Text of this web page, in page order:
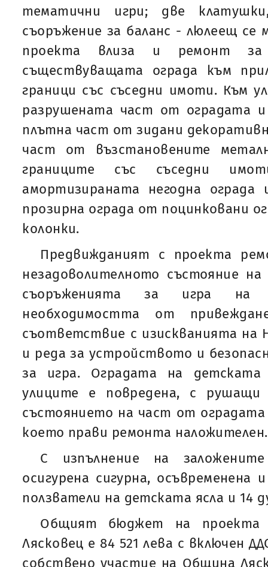
тематични игри; две
съоръжение за баланс - люлеещ
проекта влиза и ремонт за
съществуващата ограда към
граници със съседни имоти. Към
разрушената част от оградата
плътна част от зидани
част от възстановените
границите със съседни
амортизираната негодна
прозирна ограда от поцинковани
колонки.
Предвижданият с проекта
незадоволителното състояние
съоръженията за игра
необходимостта от
съответствие с изискванията на
и реда за устройството и
за игра. Оградата на
улиците е повредена, с
състоянието на част от
което прави ремонта наложителен.
С изпълнение на
осигурена сигурна, осъвременена
ползватели на детската ясла и 14
Общият бюджет на проекта
Лясковец е 84 521 лева с включен
собствено участие на Община